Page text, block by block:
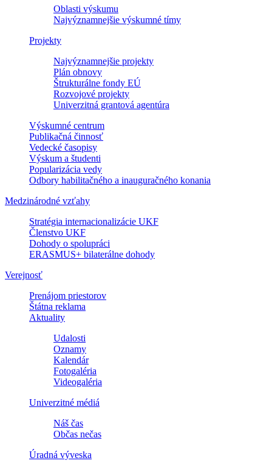
Oblasti výskumu
Najvýznamnejšie výskumné tímy
Projekty
Najvýznamnejšie projekty
Plán obnovy
Štrukturálne fondy EÚ
Rozvojové projekty
Univerzitná grantová agentúra
Výskumné centrum
Publikačná činnosť
Vedecké časopisy
Výskum a študenti
Popularizácia vedy
Odbory habilitačného a inauguračného konania
Medzinárodné vzťahy
Stratégia internacionalizácie UKF
Členstvo UKF
Dohody o spolupráci
ERASMUS+ bilaterálne dohody
Verejnosť
Prenájom priestorov
Štátna reklama
Aktuality
Udalosti
Oznamy
Kalendár
Fotogaléria
Videogaléria
Univerzitné médiá
Náš čas
Občas nečas
Úradná výveska